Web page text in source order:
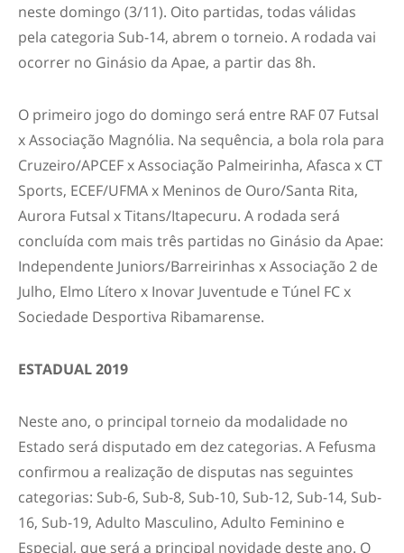
neste domingo (3/11). Oito partidas, todas válidas
pela categoria Sub-14, abrem o torneio. A rodada vai
ocorrer no Ginásio da Apae, a partir das 8h.
O primeiro jogo do domingo será entre RAF 07 Futsal
x Associação Magnólia. Na sequência, a bola rola para
Cruzeiro/APCEF x Associação Palmeirinha, Afasca x CT
Sports, ECEF/UFMA x Meninos de Ouro/Santa Rita,
Aurora Futsal x Titans/Itapecuru. A rodada será
concluída com mais três partidas no Ginásio da Apae:
Independente Juniors/Barreirinhas x Associação 2 de
Julho, Elmo Lítero x Inovar Juventude e Túnel FC x
Sociedade Desportiva Ribamarense.
ESTADUAL 2019
Neste ano, o principal torneio da modalidade no
Estado será disputado em dez categorias. A Fefusma
confirmou a realização de disputas nas seguintes
categorias: Sub-6, Sub-8, Sub-10, Sub-12, Sub-14, Sub-
16, Sub-19, Adulto Masculino, Adulto Feminino e
Especial, que será a principal novidade deste ano. O